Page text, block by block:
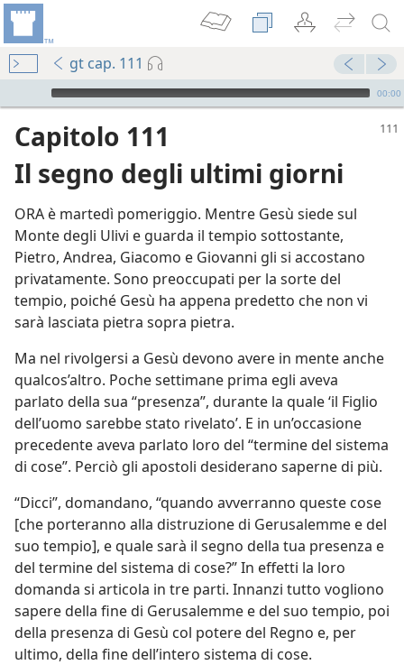
gt cap. 111
Audio Player
00:00
Capitolo 111
Il segno degli ultimi giorni
ORA è martedì pomeriggio. Mentre Gesù siede sul
Monte degli Ulivi e guarda il tempio sottostante,
Pietro, Andrea, Giacomo e Giovanni gli si accostano
privatamente. Sono preoccupati per la sorte del
tempio, poiché Gesù ha appena predetto che non vi
sarà lasciata pietra sopra pietra.
Ma nel rivolgersi a Gesù devono avere in mente anche
qualcos’altro. Poche settimane prima egli aveva
parlato della sua “presenza”, durante la quale ‘il Figlio
dell’uomo sarebbe stato rivelato’. E in un’occasione
precedente aveva parlato loro del “termine del sistema
di cose”. Perciò gli apostoli desiderano saperne di più.
“Dicci”, domandano, “quando avverranno queste cose
[che porteranno alla distruzione di Gerusalemme e del
suo tempio], e quale sarà il segno della tua presenza e
del termine del sistema di cose?” In effetti la loro
domanda si articola in tre parti. Innanzi tutto vogliono
sapere della fine di Gerusalemme e del suo tempio, poi
della presenza di Gesù col potere del Regno e, per
ultimo, della fine dell’intero sistema di cose.